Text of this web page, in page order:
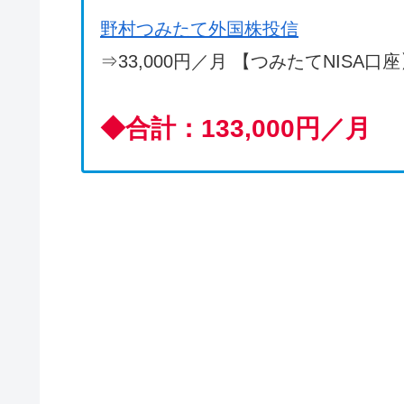
野村つみたて外国株投信
⇒33,000円／月 【つみたてNISA口座
◆合計：133,000円／月